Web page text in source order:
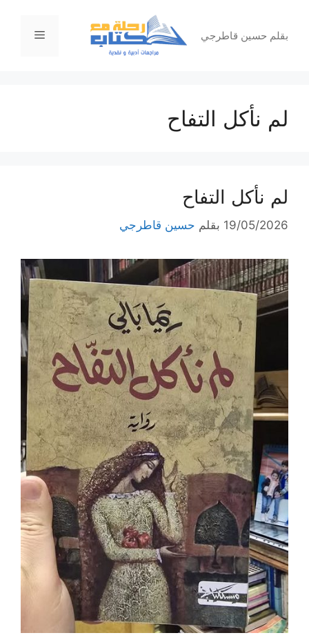
المحتوىبقلم حسين قاطرجي القائمة
لم نأكل التفاح
لم نأكل التفاح
19/05/2026 بقلم حسين قاطرجي